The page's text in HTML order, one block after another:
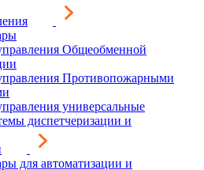
Общеобменной
Противопожарными
универсальные
диспетчеризации и
для автоматизации и